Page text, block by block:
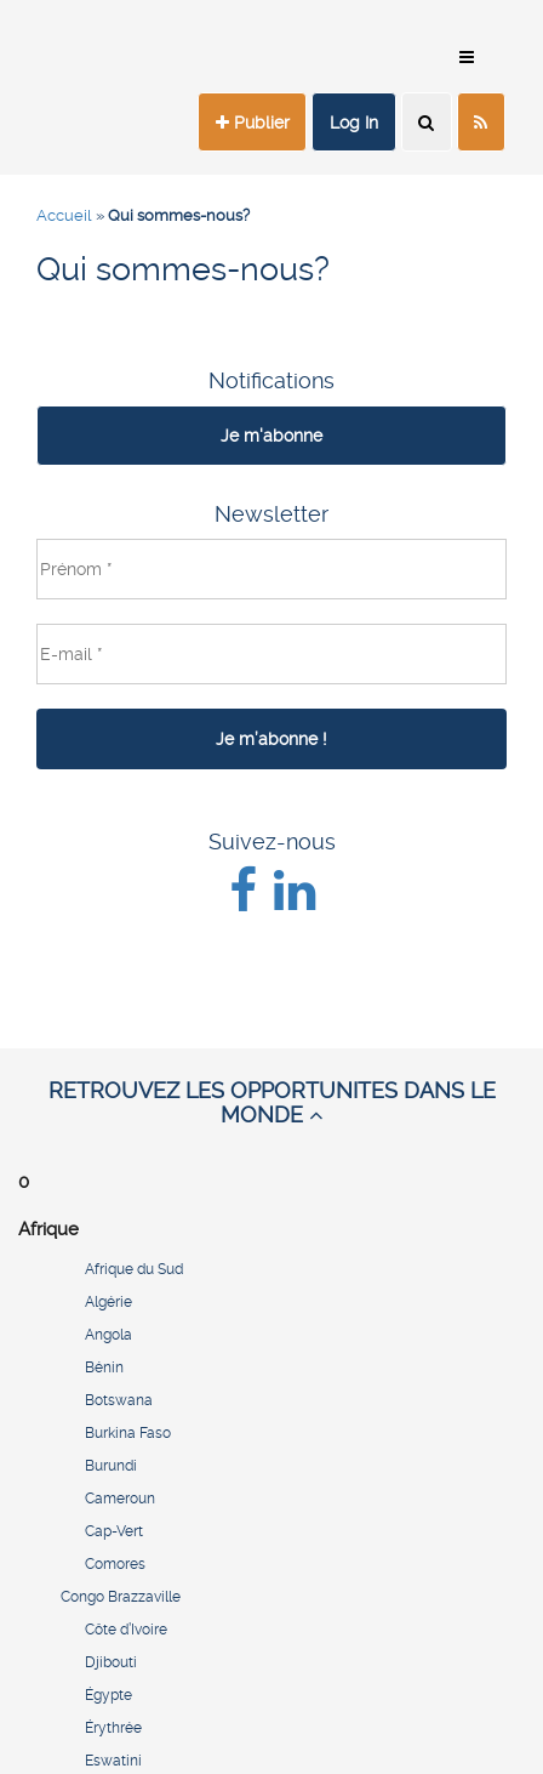
Publier Log In
Accueil » Qui sommes-nous?
Qui sommes-nous?
Notifications
Je m'abonne
Newsletter
Suivez-nous
RETROUVEZ LES OPPORTUNITES DANS LE
MONDE
0
Afrique
Afrique du Sud
Algérie
Angola
Bénin
Botswana
Burkina Faso
Burundi
Cameroun
Cap-Vert
Comores
Congo Brazzaville
Côte d’Ivoire
Djibouti
Égypte
Érythrée
Eswatini